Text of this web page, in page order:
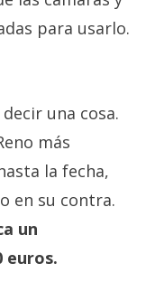
para usarlo.
una cosa.
más
la fecha,
en su contra.
un
euros.